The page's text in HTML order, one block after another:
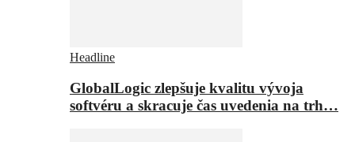
Headline
GlobalLogic zlepšuje kvalitu vývoja
softvéru a skracuje čas uvedenia na trh…